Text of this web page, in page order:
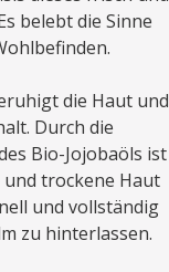
belebt die Sinne
die Haut und
Durch die
Bio-Jojobaöls ist
trockene Haut
und vollständig
zu hinterlassen.